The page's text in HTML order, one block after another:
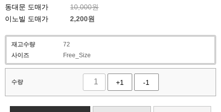
동대문 도매가
10,000원
이노빌 도매가
2,200원
재고수량
72
사이즈
Free_Size
수량 +1 -1